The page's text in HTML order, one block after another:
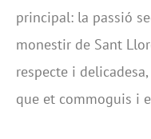
principal: la passió
monestir de Sant
respecte i
que et commoguis i